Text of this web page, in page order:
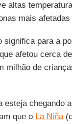
altas
mais
significa para a
afetou cerca
milhão de
esteja chegando
que o La Niña